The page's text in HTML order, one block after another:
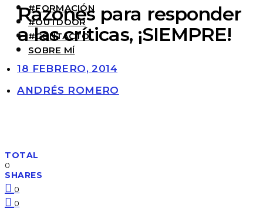
#FORMACIÓN
#OUTDOOR
#CONTACTO
SOBRE MÍ
Razones para responder
a las críticas, ¡SIEMPRE!
18 FEBRERO, 2014
ANDRÉS ROMERO
TOTAL
0
SHARES
0
0